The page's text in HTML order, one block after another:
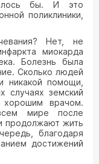
бы. И это
поликлиники,
Нет, не
миокарда
Болезнь была
Сколько людей
никакой помощи,
случаях земский
врачом.
мире после
продолжают жить
благодаря
достижений